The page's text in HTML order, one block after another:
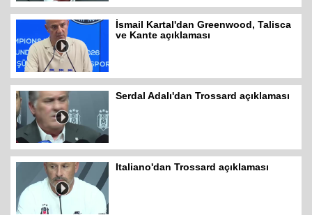
İsmail Kartal'dan Greenwood, Talisca
ve Kante açıklaması
Serdal Adalı'dan Trossard açıklaması
Italiano'dan Trossard açıklaması